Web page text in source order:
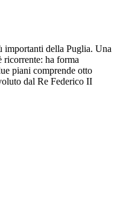
importanti della Puglia. Una
ricorrente: ha forma
piani comprende otto
dal Re Federico II